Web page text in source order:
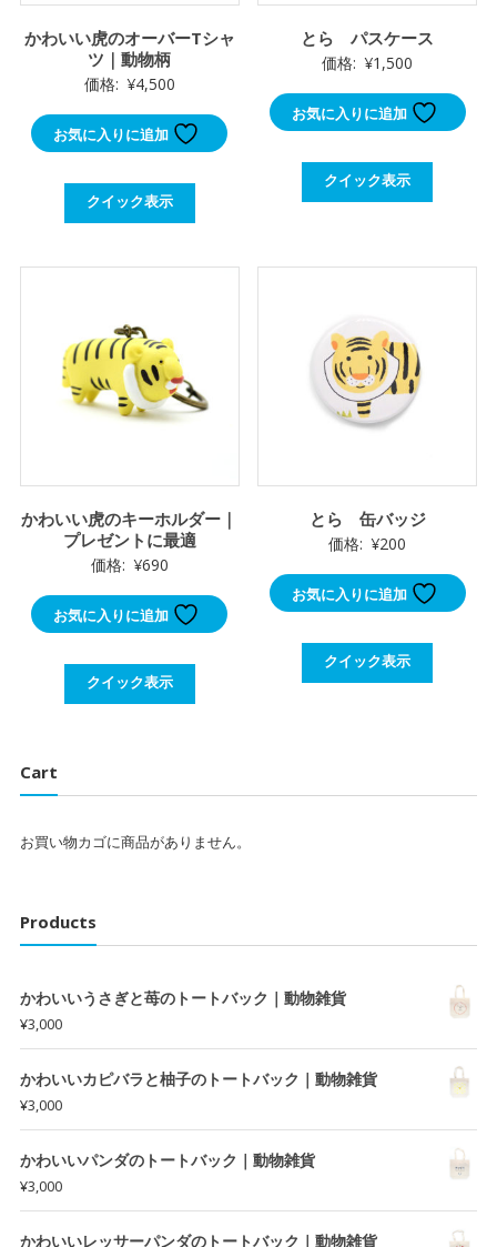
かわいい虎のオーバーTシャ
ツ｜動物柄
価格: ¥4,500
お気に入りに追加
クイック表示
とら パスケース
価格: ¥1,500
お気に入りに追加
クイック表示
かわいい虎のキーホルダー｜
プレゼントに最適
価格: ¥690
お気に入りに追加
クイック表示
とら 缶バッジ
価格: ¥200
お気に入りに追加
クイック表示
Cart
お買い物カゴに商品がありません。
Products
かわいいうさぎと苺のトートバック｜動物雑貨
¥3,000
かわいいカピバラと柚子のトートバック｜動物雑貨
¥3,000
かわいいパンダのトートバック｜動物雑貨
¥3,000
かわいいレッサーパンダのトートバック｜動物雑貨